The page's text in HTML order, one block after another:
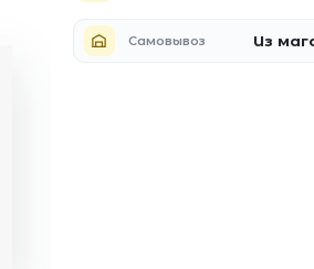
Самовывоз Из